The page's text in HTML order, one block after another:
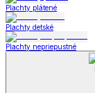
Plachty plátené
Plachty detské
Plachty nepriepustné